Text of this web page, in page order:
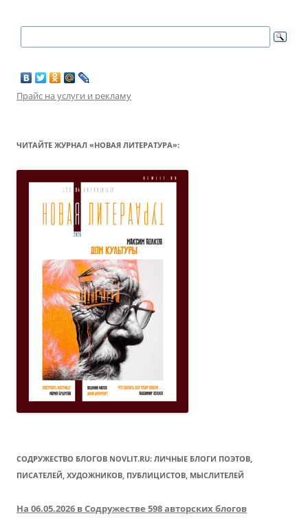
Прайс на услуги и рекламу
ЧИТАЙТЕ ЖУРНАЛ «НОВАЯ ЛИТЕРАТУРА»:
СОДРУЖЕСТВО БЛОГОВ NOVLIT.RU: ЛИЧНЫЕ БЛОГИ ПОЭТОВ,
ПИСАТЕЛЕЙ, ХУДОЖНИКОВ, ПУБЛИЦИСТОВ, МЫСЛИТЕЛЕЙ
На 06.05.2026 в Содружестве 598 авторских блогов